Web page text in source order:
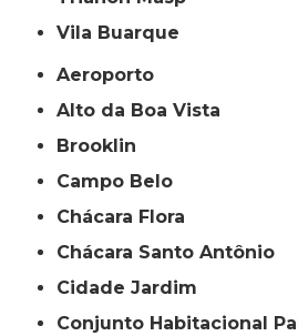
Vila Buarque
Aeroporto
Alto da Boa Vista
Brooklin
Campo Belo
Chácara Flora
Chácara Santo Antônio
Cidade Jardim
Conjunto Habitacional